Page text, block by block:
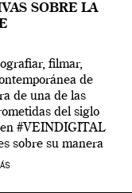
SOBRE LA
filmar,
de
de una de las
del siglo
#VEINDIGITAL
sobre su manera
contemporáneo.